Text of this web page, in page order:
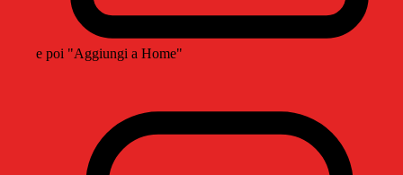
e poi "Aggiungi a Home"